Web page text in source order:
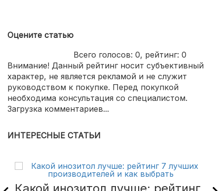
Оцените статью
Всего голосов: 0, рейтинг: 0
Внимание! Данный рейтинг носит субъективный
характер, не является рекламой и не служит
руководством к покупке. Перед покупкой
необходима консультация со специалистом.
Загрузка комментариев...
ИНТЕРЕСНЫЕ СТАТЬИ